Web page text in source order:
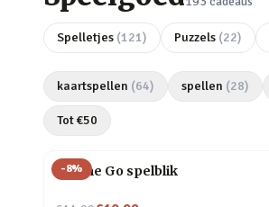
Spelletjes (121) Puzzels (22)
kaartspellen (64) spellen (28)
Tot €50
-8%
On The Go spelblik